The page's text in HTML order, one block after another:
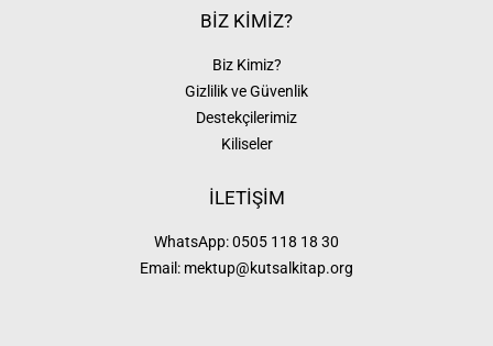
BİZ KİMİZ?
Biz Kimiz?
Gizlilik ve Güvenlik
Destekçilerimiz
Kiliseler
İLETİŞİM
WhatsApp:0505 118 18 30
Email: mektup@kutsalkitap.org